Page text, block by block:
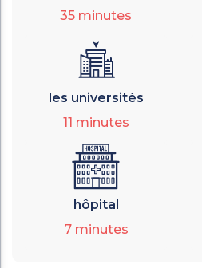
35 minutes
les universités
11 minutes
hôpital
7 minutes